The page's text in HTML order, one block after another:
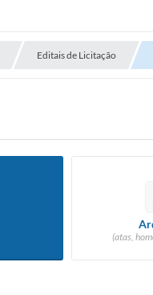
Editais de Licitação
(atas,